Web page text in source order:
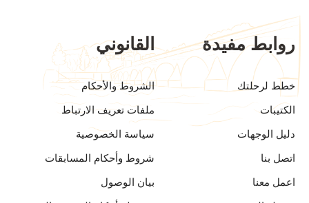
روابط مفيدة
خطط لرحلتك
الكتيبات
دليل الوجهات
اتصل بنا
اعمل معنا
القانوني
الشروط والأحكام
ملفات تعريف الارتباط
سياسة الخصوصية
شروط وأحكام المسابقات
بيان الوصول